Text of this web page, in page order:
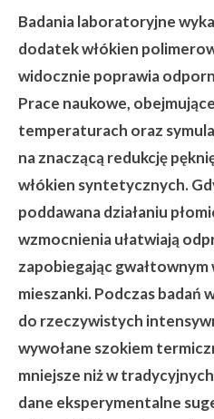
Badania laboratoryjne
dodatek włókien
widocznie poprawia
Prace naukowe,
temperaturach oraz
na znaczącą redukcję
włókien syntetycznych.
poddawana działaniu
wzmocnienia ułatwiają
zapobiegając
mieszanki. Podczas badań
do rzeczywistych
wywołane szokiem
mniejsze niż w
dane eksperymentalne